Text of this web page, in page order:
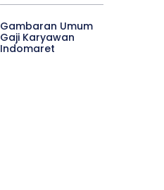
Gambaran Umum
Gaji Karyawan
Indomaret